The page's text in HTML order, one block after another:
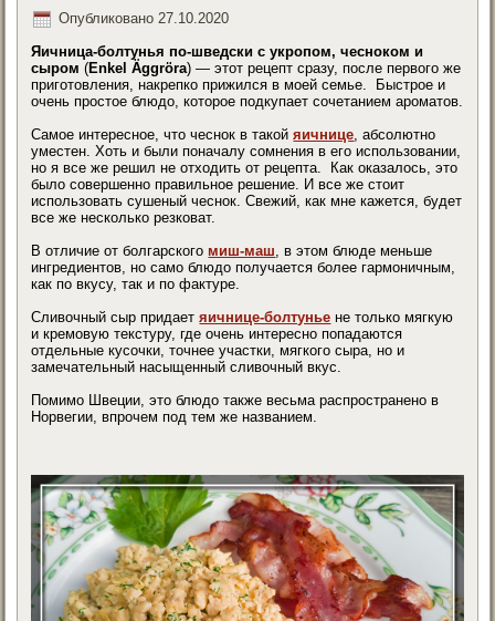
Опубликовано 27.10.2020
Яичница-болтунья по-шведски с укропом, чесноком и
сыром (Enkel Äggröra)— этот рецепт сразу, после первого же
приготовления, накрепко прижился в моей семье. Быстрое и
очень простое блюдо, которое подкупает сочетанием ароматов.
Самое интересное, что чеснок в такойяичнице, абсолютно
уместен. Хоть и были поначалу сомнения в его использовании,
но я все же решил не отходить от рецепта. Как оказалось, это
было совершенно правильное решение. И все же стоит
использовать сушеный чеснок. Свежий, как мне кажется, будет
все же несколько резковат.
В отличие от болгарского миш-маш, в этом блюде меньше
ингредиентов, но само блюдо получается более гармоничным,
как по вкусу, так и по фактуре.
Сливочный сыр придаетяичнице-болтунье не только мягкую
и кремовую текстуру, где очень интересно попадаются
отдельные кусочки, точнее участки, мягкого сыра, но и
замечательный насыщенный сливочный вкус.
Помимо Швеции, это блюдо также весьма распространено в
Норвегии, впрочем под тем же названием.